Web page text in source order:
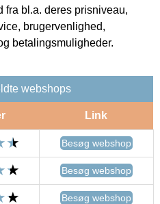
fra bl.a. deres prisniveau,
brugervenlighed,
betalingsmuligheder.
webshops
Link
Besøg webshop
Besøg webshop
Besøg webshop